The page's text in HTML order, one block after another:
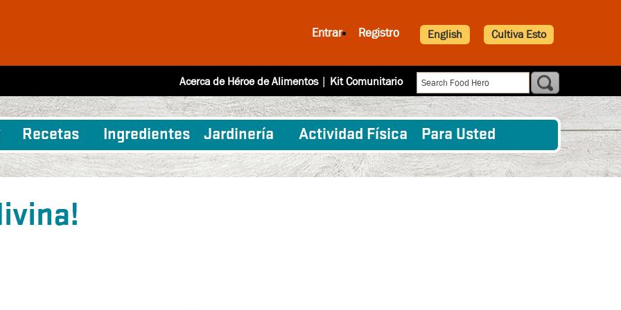
Entrar Registro English Cultiva Esto
Acerca de Héroe de Alimentos| Kit Comunitario
Recetas Ingredientes Jardinería Actividad Física Para Usted